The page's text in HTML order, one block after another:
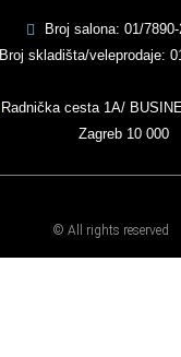
Broj salona: 01/
Broj skladišta/veleprodaje:
Radnička cesta 1A/
Zagreb 10 000
© All rights reserved